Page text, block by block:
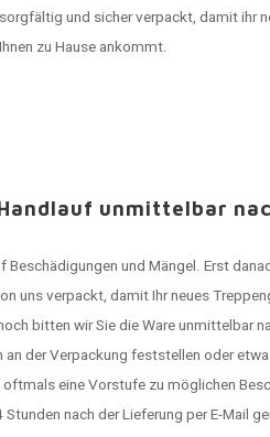
und sicher verpackt, damit ihr
zu Hause ankommt.
unmittelbar
und Mängel. Erst
uns verpackt, damit Ihr neues
bitten wir Sie die Ware unmittelbar
der Verpackung feststellen oder
eine Vorstufe zu möglichen
nach der Lieferung per E-Mail